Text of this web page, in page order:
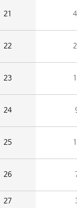
21
22
23
24
25
26
27